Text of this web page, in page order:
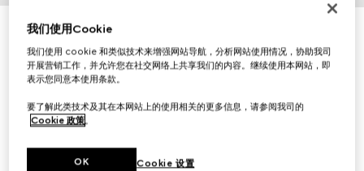
“Blind For Love”手镯
€ 450
我们使用Cookie
我们使用 cookie 和类似技术来增强网站导航，分析网站使用情况，协助我司
开展营销工作，并允许您在社交网络上共享我们的内容。继续使用本网站，即
表示您同意本使用条款。
要了解此类技术及其在本网站上的使用相关的更多信息，请参阅我司的
Cookie 政策。
Cookie 设置
OK